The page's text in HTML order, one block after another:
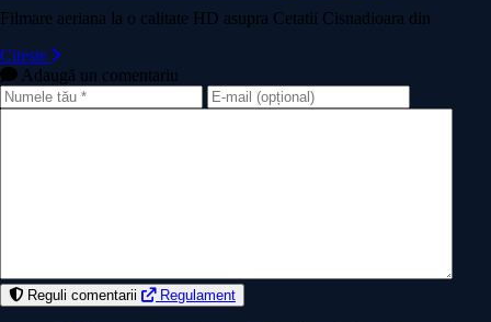
Filmare aeriana la o calitate HD asupra Cetatii Cisnadioara din
Citeste
Adaugă un comentariu
Reguli comentarii Regulament